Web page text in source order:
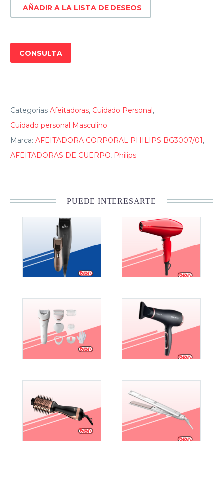
AÑADIR A LA LISTA DE DESEOS
CONSULTA
Categorias Afeitadoras, Cuidado Personal,
Cuidado personal Masculino
Marca: AFEITADORA CORPORAL PHILIPS BG3007/01,
AFEITADORAS DE CUERPO, Philips
PUEDE INTERESARTE